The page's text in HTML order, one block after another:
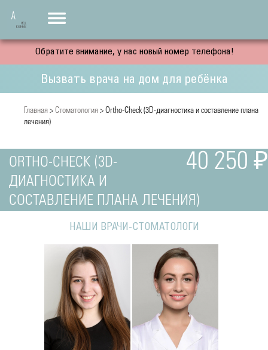
Обратите внимание, у нас новый номер телефона!
Вызвать врача на дом для ребёнка
Главная > Стоматология > Ortho-Check (3D-диагностика и составление плана
лечения)
40 250 ₽
ORTHO-CHECK (3D-
ДИАГНОСТИКА И
СОСТАВЛЕНИЕ ПЛАНА ЛЕЧЕНИЯ)
НАШИ ВРАЧИ-СТОМАТОЛОГИ
Подробнее
Джумаева
Стоматолог-ортопед
Подробнее
о Наталья
Стоматолог-терапевт